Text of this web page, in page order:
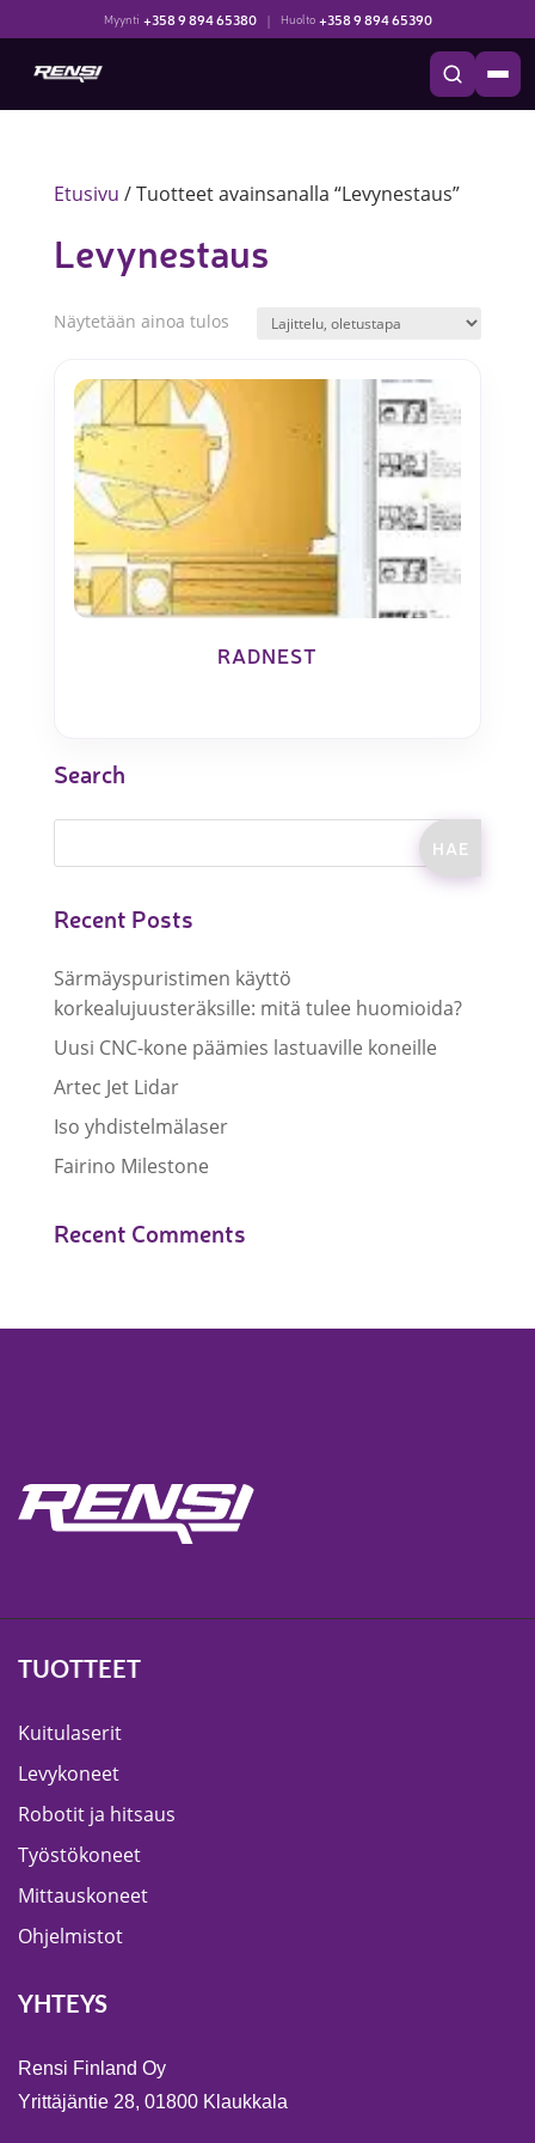
Myynti +358 9 894 65380 | Huolto +358 9 894 65390
Etusivu / Tuotteet avainsanalla “Levynestaus”
Levynestaus
Näytetään ainoa tulos
RADNEST
Search
Recent Posts
Särmäyspuristimen käyttö
korkealujuusteräksille: mitä tulee huomioida?
Uusi CNC-kone päämies lastuaville koneille
Artec Jet Lidar
Iso yhdistelmälaser
Fairino Milestone
Recent Comments
TUOTTEET
Kuitulaserit
Levykoneet
Robotit ja hitsaus
Työstökoneet
Mittauskoneet
Ohjelmistot
YHTEYS
Rensi Finland Oy
Yrittäjäntie 28, 01800 Klaukkala